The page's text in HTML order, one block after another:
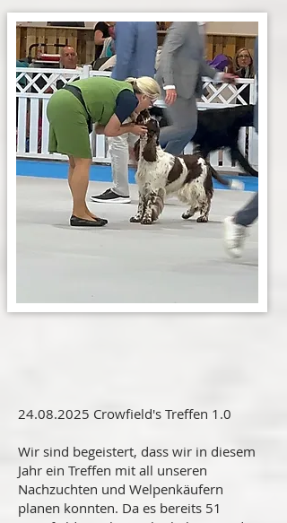
24.08.2025 Crowfield's Treffen 1.0
Wir sind begeistert, dass wir in diesem
Jahr ein Treffen mit all unseren
Nachzuchten und Welpenkäufern
planen konnten. Da es bereits 51